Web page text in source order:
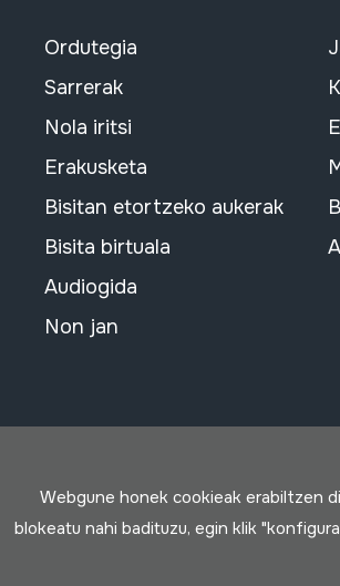
Ordutegia
Sarrerak
Nola iritsi
Erakusketa
Bisitan etortzeko aukerak
Bisita birtuala
Audiogida
Non jan
Webgune honek cookieak erabiltzen
blokeatu nahi badituzu, egin klik